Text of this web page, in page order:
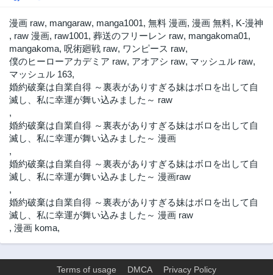
漫画 raw, mangaraw, manga1001, 無料 漫画, 漫画 無料, K-漫神
, raw 漫画, raw1001, 葬送のフリーレン raw, mangakoma01,
mangakoma, 呪術廻戦 raw, ワンピース raw,
僕のヒーローアカデミア raw, アオアシ raw, マッシュル raw,
マッシュル 163,
婚約破棄は自業自得 ～裏表がありすぎる妹はボロを出して自
滅し、私に幸運が舞い込みました～ raw
,
婚約破棄は自業自得 ～裏表がありすぎる妹はボロを出して自
滅し、私に幸運が舞い込みました～ 漫画
,
婚約破棄は自業自得 ～裏表がありすぎる妹はボロを出して自
滅し、私に幸運が舞い込みました～ 漫画raw
,
婚約破棄は自業自得 ～裏表がありすぎる妹はボロを出して自
滅し、私に幸運が舞い込みました～ 漫画 raw
, 漫画 koma,
Terms of usage DMCA Privacy Policy